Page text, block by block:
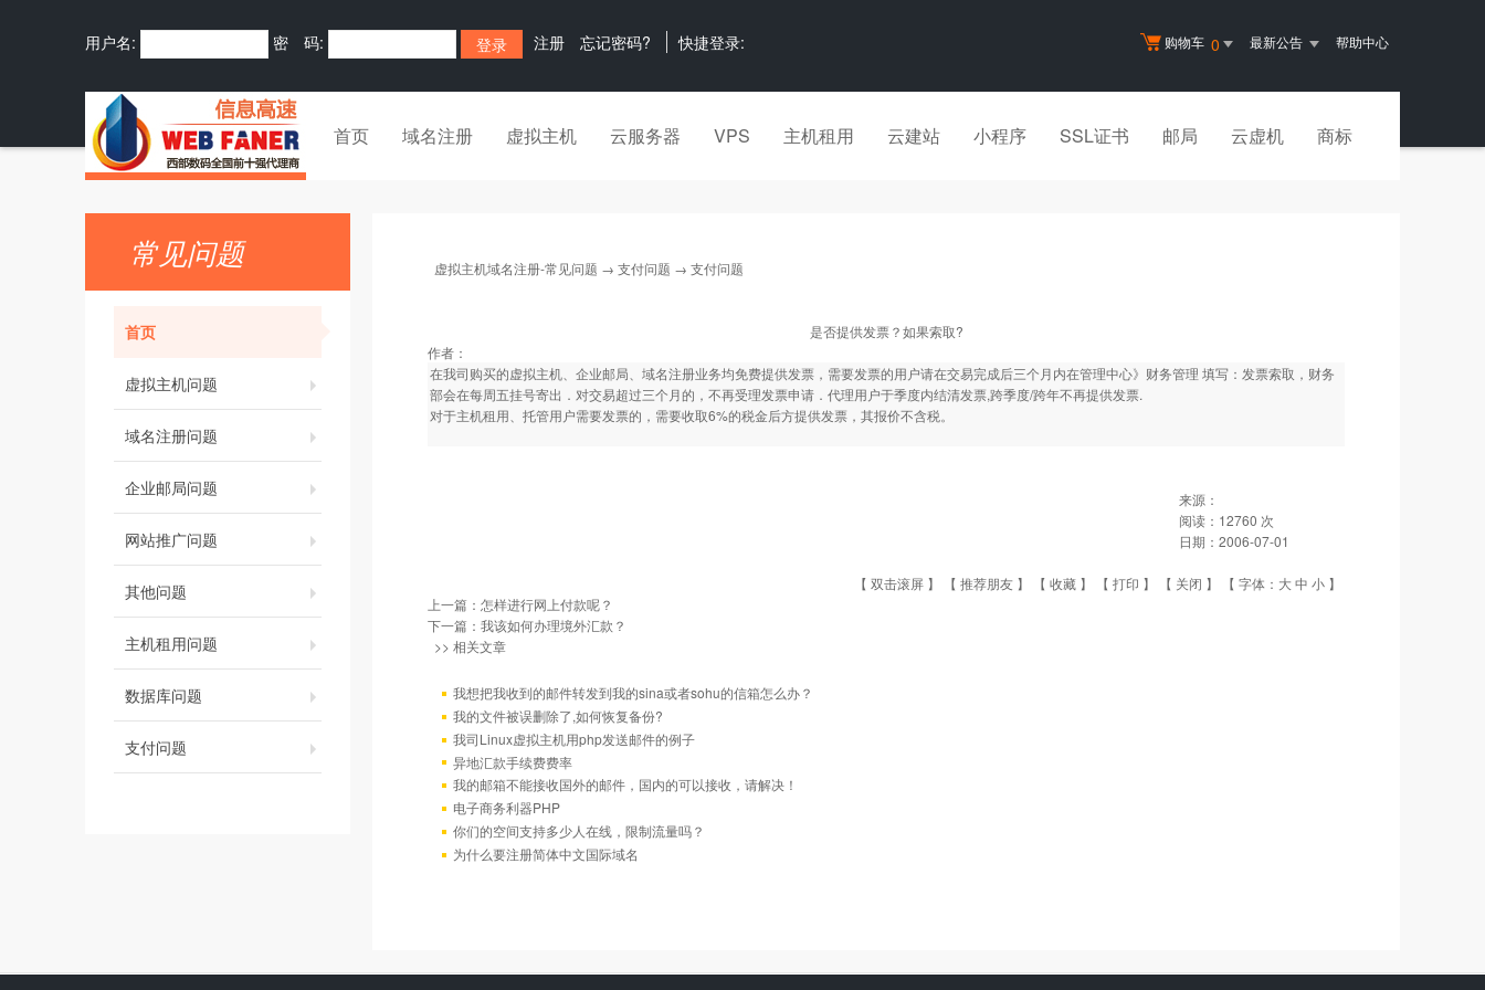
购物车 0 最新公告 帮助中心
用户名: 密 码: 注册 忘记密码? 快捷登录:
首页 域名注册 虚拟主机 云服务器 VPS 主机租用 云建站 小程序 SSL证书 邮局 云虚机 商标
常见问题
首页
虚拟主机问题
域名注册问题
企业邮局问题
网站推广问题
其他问题
主机租用问题
数据库问题
支付问题
虚拟主机域名注册-常见问题 → 支付问题 → 支付问题
是否提供发票？如果索取?
作者：
在我司购买的虚拟主机、企业邮局、域名注册业务均免费提供发票，需要发票的用户请在交易完成后三个月内在管理中心》财务管理 填写：发票索取，财务
部会在每周五挂号寄出．对交易超过三个月的，不再受理发票申请．代理用户于季度内结清发票,跨季度/跨年不再提供发票.
对于主机租用、托管用户需要发票的，需要收取6%的税金后方提供发票，其报价不含税。
来源：
阅读： 12760 次
日期： 2006-07-01
【 双击滚屏 】 【 推荐朋友 】 【 收藏 】 【 打印 】 【 关闭 】 【 字体： 大中 小 】
上一篇： 怎样进行网上付款呢？
下一篇： 我该如何办理境外汇款？
>> 相关文章
我想把我收到的邮件转发到我的sina或者sohu的信箱怎么办？
我的文件被误删除了,如何恢复备份?
我司Linux虚拟主机用php发送邮件的例子
异地汇款手续费费率
我的邮箱不能接收国外的邮件，国内的可以接收，请解决！
电子商务利器PHP
你们的空间支持多少人在线，限制流量吗？
为什么要注册简体中文国际域名